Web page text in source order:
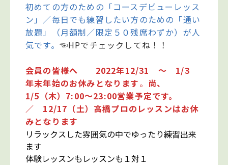
初めての方のための「コースデビューレッス
ン」／毎日でも練習したい方のための「通い
放題」（月額制／限定５０残席わずか）が人
気です。 ☜HPでチェックしてね！！
会員の皆様へ 2022年12/31 ～ 1/3
年末年始のお休みとなります。 尚、
1/5（木）7:00～23:00営業予定です。
／ 12/17（土）高橋プロのレッスンはお休
みとなります
リラックスした雰囲気の中でゆったり練習出来
ます
体験レッスンもレッスンも１対１